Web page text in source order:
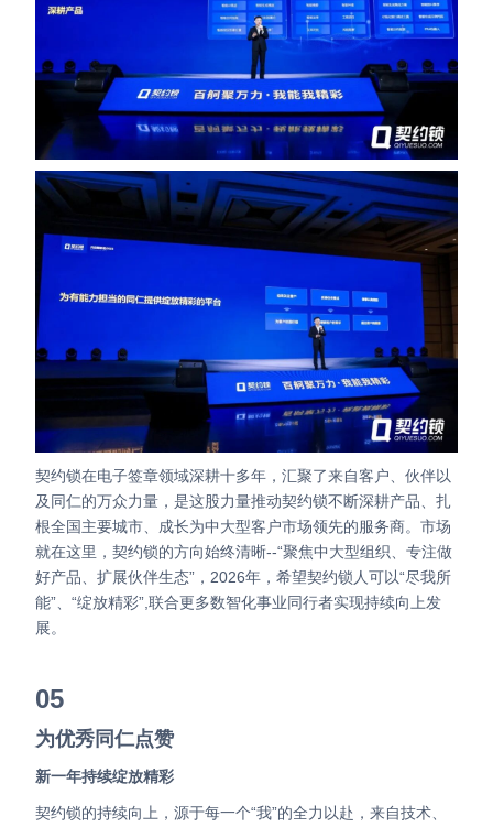
契约锁在电子签章领域深耕十多年，汇聚了来自客户、伙伴以
及同仁的万众力量，是这股力量推动契约锁不断深耕产品、扎
根全国主要城市、成长为中大型客户市场领先的服务商。 市场
就在这里，契约锁的方向始终清晰--“聚焦中大型组织、专注做
好产品、扩展伙伴生态”，2026年，希望契约锁人可以“尽我所
能”、“绽放精彩”,联合更多数智化事业同行者实现持续向上发
展。
05
为优秀同仁点赞
新一年持续绽放精彩
契约锁的持续向上，源于每一个“我”的全力以赴，来自技术、